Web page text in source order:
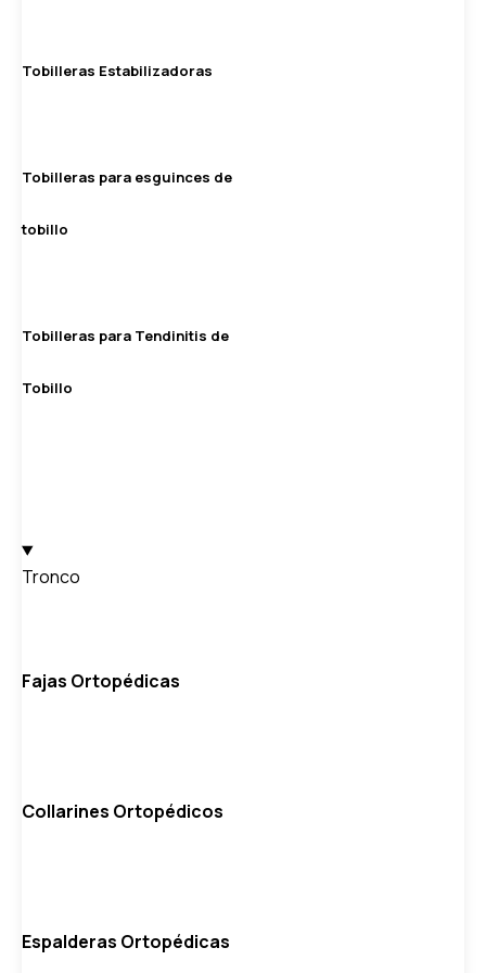
Tobilleras Estabilizadoras
Tobilleras para esguinces de
tobillo
Tobilleras para Tendinitis de
Tobillo
Tronco
Fajas Ortopédicas
Collarines Ortopédicos
Espalderas Ortopédicas